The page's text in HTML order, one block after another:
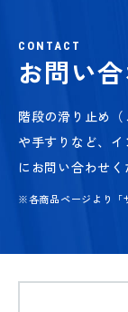
CONTACT
お問い
階段の滑り止め（
や手すりなど、 イ
にお問い合わせく
※各商品ページより「